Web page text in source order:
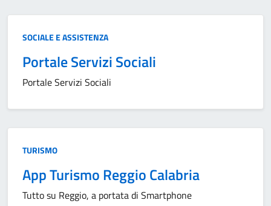
Categoria:
SOCIALE E ASSISTENZA
Portale Servizi Sociali
Portale Servizi Sociali
Categoria:
TURISMO
App Turismo Reggio Calabria
Tutto su Reggio, a portata di Smartphone